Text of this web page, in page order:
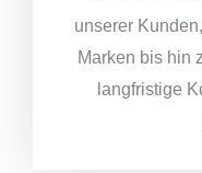
unserer
Marken bis hin
langfristige